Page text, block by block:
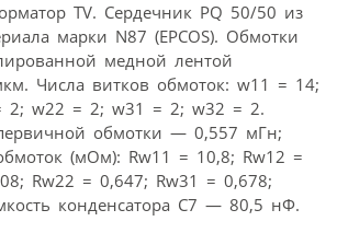
TV. Сердечник PQ 50/50 из
марки N87 (EPCOS). Обмотки
медной лентой
Числа витков обмоток: w11 = 14;
2; w22 = 2; w31 = 2; w32 = 2.
обмотки — 0,557 мГн;
(мОм): Rw11 = 10,8; Rw12 =
Rw22 = 0,647; Rw31 = 0,678;
конденсатора С7 — 80,5 нФ.